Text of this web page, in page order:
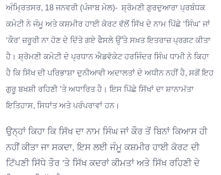
ਅੰਮ੍ਰਿਤਸਰ, 18 ਜਨਵਰੀ (ਪੰਜਾਬ ਮੇਲ)- ਸ਼੍ਰੋਮਣੀ ਗੁਰਦੁਆਰਾ ਪ੍ਰਬੰਧਕ
ਕਮੇਟੀ ਨੇ ਜੰਮੂ ਅਤੇ ਕਸ਼ਮੀਰ ਹਾਈ ਕੋਰਟ ਵੱਲੋਂ ਸਿੱਖ ਦੇ ਨਾਮ ਪਿੱਛੇ ‘ਸਿੰਘ’ ਜਾਂ
‘ਕੌਰ’ ਜ਼ਰੂਰੀ ਨਾ ਹੋਣ ਦੇ ਦਿੱਤੇ ਗਏ ਫੈਸਲੇ ਉੱਤੇ ਸਖ਼ਤ ਇਤਰਾਜ਼ ਪ੍ਰਗਟ ਕੀਤਾ
ਹੈ। ਸ਼੍ਰੋਮਣੀ ਕਮੇਟੀ ਦੇ ਪ੍ਰਧਾਨ ਐਡਵੋਕੇਟ ਹਰਜਿੰਦਰ ਸਿੰਘ ਧਾਮੀ ਨੇ ਕਿਹਾ
ਹੈ ਕਿ ਸਿੱਖ ਦੀ ਪਰਿਭਾਸ਼ਾ ਦੁਨੀਆਵੀ ਅਦਾਲਤਾਂ ਦੇ ਅਧੀਨ ਨਹੀਂ ਹੈ, ਸਗੋਂ ਇਹ
ਗੁਰੂ ਬਖਸ਼ੀ ਰਹਿਣੀ ’ਤੇ ਅਧਾਰਿਤ ਹੈ। ਇਸ ਪਿੱਛੇ ਸਿੱਖਾਂ ਦਾ ਸ਼ਾਨਾਮੱਤਾ
ਇਤਿਹਾਸ, ਸਿਧਾਂਤ ਅਤੇ ਪਰੰਪਰਾਵਾਂ ਹਨ।
ਉਨ੍ਹਾਂ ਕਿਹਾ ਕਿ ਸਿੱਖ ਦਾ ਨਾਮ ਸਿੰਘ ਜਾਂ ਕੌਰ ਤੋਂ ਬਿਨਾਂ ਕਿਆਸ ਹੀ
ਨਹੀਂ ਕੀਤਾ ਜਾ ਸਕਦਾ, ਇਸ ਲਈ ਜੰਮੂ ਕਸ਼ਮੀਰ ਹਾਈ ਕੋਰਟ ਦੀ
ਟਿੱਪਣੀ ਸਿੱਧੇ ਤੌਰ ’ਤੇ ਸਿੱਖ ਕਦਰਾਂ ਕੀਮਤਾਂ ਅਤੇ ਸਿੱਖ ਰਹਿਣੀ ਦੇ